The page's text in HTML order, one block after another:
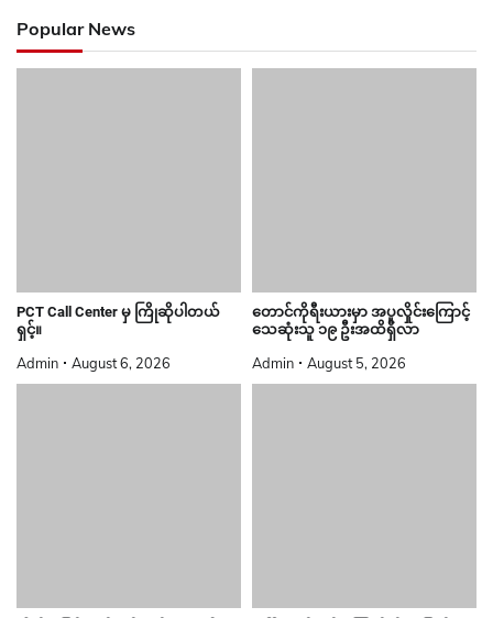
Popular News
PCT Call Center မှ ကြိုဆိုပါတယ်
ရှင့်။
Admin August 6, 2026
တောင်ကိုရီးယားမှာ အပူလှိုင်းကြောင့်
သေဆုံးသူ ၁၉ ဦးအထိရှိလာ
Admin August 5, 2026